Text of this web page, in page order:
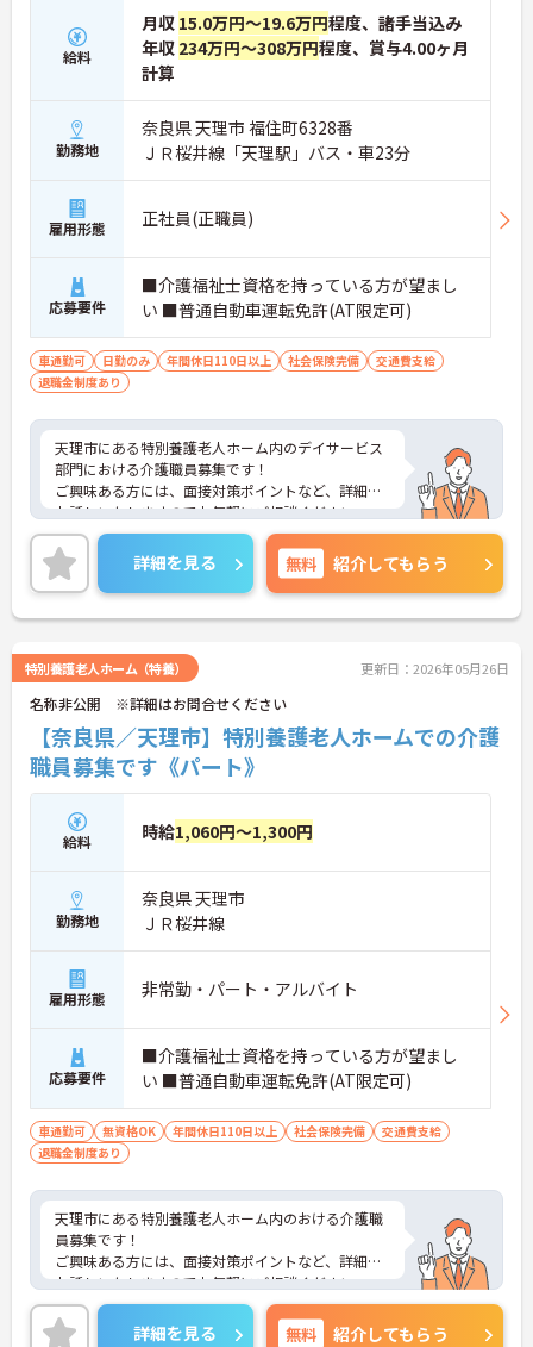
給料
月収 15.0万円～19.6万円程度、諸手当込み
年収 234万円～308万円程度、賞与4.00ヶ月
計算
勤務地
奈良県 天理市 福住町6328番
ＪＲ桜井線「天理駅」バス・車23分
雇用形態 正社員(正職員)
応募要件
■介護福祉士資格を持っている方が望まし
い ■普通自動車運転免許(AT限定可)
車通勤可 日勤のみ 年間休日110日以上 社会保険完備
交通費支給
退職金制度あり
天理市にある特別養護老人ホーム内のデイサービス
部門における介護職員募集です！
ご興味ある方には、面接対策ポイントなど、詳細を
お話しいたしますのでお気軽にご相談ください。
詳細を見る 無料 紹介してもらう
特別養護老人ホーム（特養） 更新日：2026年05月26日
名称非公開 ※詳細はお問合せください
【奈良県／天理市】特別養護老人ホームでの介護
職員募集です《パート》
給料 時給1,060円～1,300円
勤務地
奈良県 天理市
ＪＲ桜井線
雇用形態 非常勤・パート・アルバイト
応募要件
■介護福祉士資格を持っている方が望まし
い ■普通自動車運転免許(AT限定可)
車通勤可 無資格OK 年間休日110日以上 社会保険完備
交通費支給
退職金制度あり
天理市にある特別養護老人ホーム内のおける介護職
員募集です！
ご興味ある方には、面接対策ポイントなど、詳細を
お話しいたしますのでお気軽にご相談ください。
詳細を見る 無料 紹介してもらう